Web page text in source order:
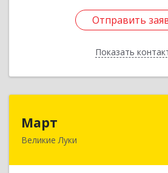
Отправить
Показать
Отправить
Назад
Март
Великие Луки182113, Псковская